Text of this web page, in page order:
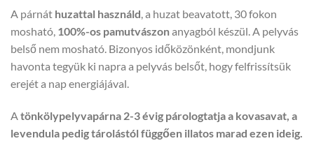
A párnát huzattal használd, a huzat beavatott, 30 fokon
mosható, 100%-os pamutvászonanyagból készül. A pelyvás
belső nem mosható. Bizonyos időközönként, mondjunk
havonta tegyük ki napra a pelyvás belsőt, hogy felfrissítsük
erejét a nap energiájával.
Atönkölypelyvapárna 2-3 évig párologtatja a kovasavat, a
levendula pedig tárolástól függően illatos marad ezen ideig.